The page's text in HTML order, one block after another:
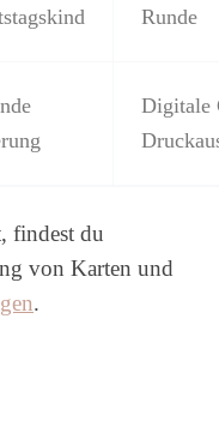
Runde
Digitale
findest du
von Karten und
.